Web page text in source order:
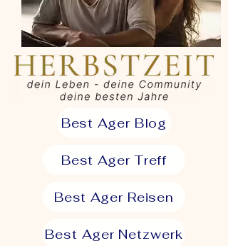
Best Ager Blog
Best Ager Treff
Best Ager Reisen
Best Ager Netzwerk